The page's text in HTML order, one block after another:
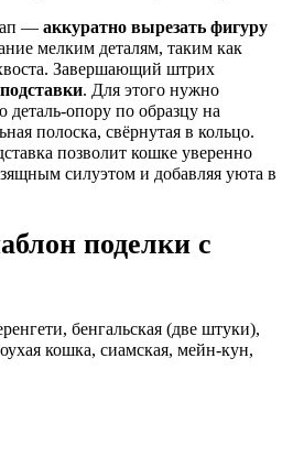
— аккуратно вырезать фигуру
мелким деталям, таким как
Завершающий штрих
. Для этого нужно
деталь-опору по образцу на
полоска, свёрнутая в кольцо.
позволит кошке уверенно
силуэтом и добавляя уюта в
поделки с
бенгальская (две штуки),
кошка, сиамская, мейн-кун,